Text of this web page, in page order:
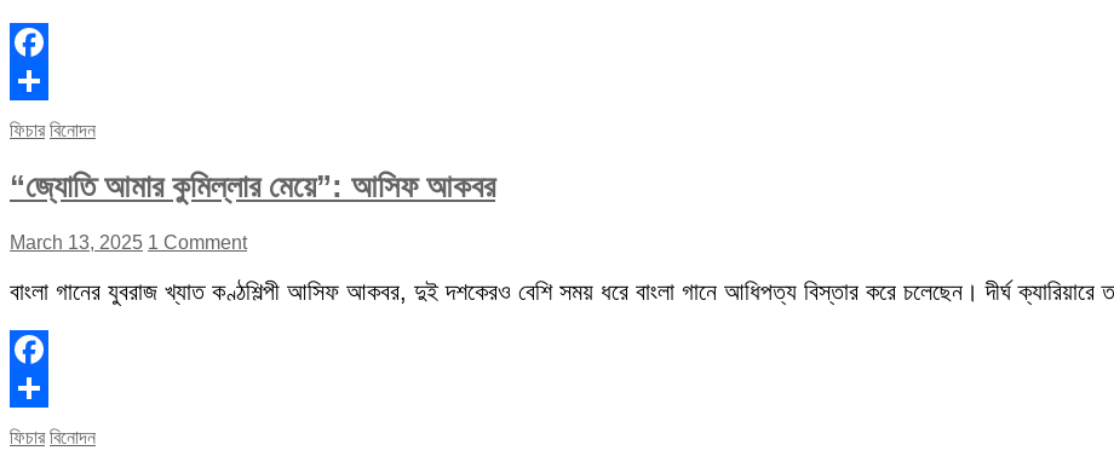
Facebook
Share
ফিচার বিনোদন
“জ্যোতি আমার কুমিল্লার মেয়ে”: আসিফ আকবর
March 13, 2025 1 Comment
বাংলা গানের যুবরাজ খ্যাত কণ্ঠশিল্পী আসিফ আকবর, দুই দশকেরও বেশি সময় ধরে বাংলা গানে আধিপত্য বিস্তার করে চলেছেন। দীর্ঘ ক্যারিয়ারে
Facebook
Share
ফিচার বিনোদন